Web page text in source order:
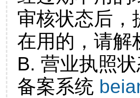
审核状态后，
在用的，请解
B. 营业执照
备案系统